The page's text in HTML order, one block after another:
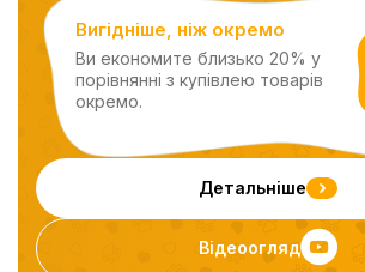
Вигідніше, ніж окремо
Ви економите близько 20% у
порівнянні з купівлею товарів
окремо.
Детальніше
Відеоогляд